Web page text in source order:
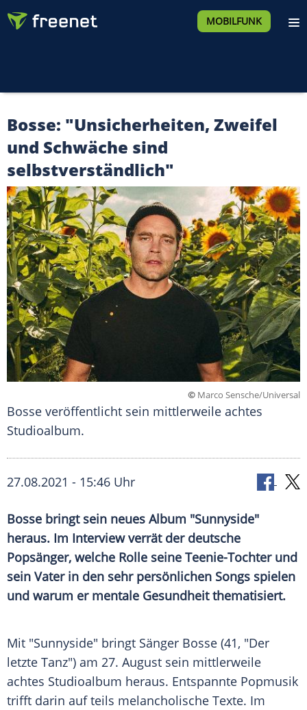
MOBILFUNK
Bosse: "Unsicherheiten, Zweifel
und Schwäche sind
selbstverständlich"
© Marco Sensche/Universal
Bosse veröffentlicht sein mittlerweile achtes
Studioalbum.
27.08.2021 - 15:46 Uhr
Bosse bringt sein neues Album "Sunnyside"
heraus. Im Interview verrät der deutsche
Popsänger, welche Rolle seine Teenie-Tochter und
sein Vater in den sehr persönlichen Songs spielen
und warum er mentale Gesundheit thematisiert.
Mit "Sunnyside" bringt Sänger Bosse (41, "Der
letzte Tanz") am 27. August sein mittlerweile
achtes Studioalbum heraus. Entspannte Popmusik
trifft darin auf teils melancholische Texte. Im